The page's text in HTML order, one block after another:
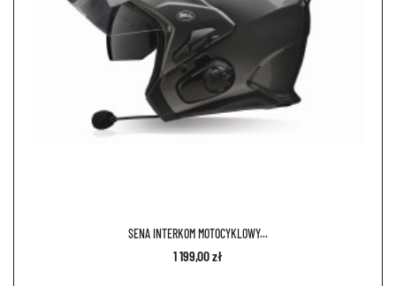
SENA INTERKOM MOTOCYKLOWY...
1 199,00 zł